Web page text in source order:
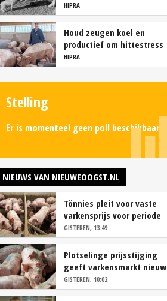
HIPRA
Houd zeugen koel en
productief om hittestress
te voorkomen
HIPRA
Stelling
Er is momenteel geen poll beschikbaar.
NIEUWS VAN NIEUWEOOGST.NL
Tönnies pleit voor vaste
varkensprijs voor periode
van zes maanden
GISTEREN, 13:49
Plotselinge prijsstijging
geeft varkensmarkt nieuw
perspectief
GISTEREN, 10:02